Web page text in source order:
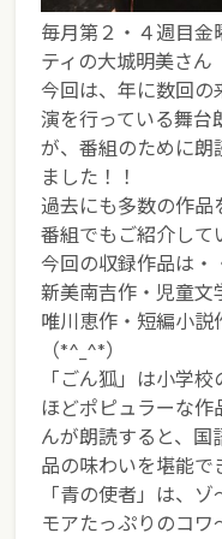
毎月第２・４週目金
ティの大城明美さ
今回は、年に数回の
演を行っている舞台
が、番組のために朗
ました！！
過去にも多数の作品
番組でもご紹介して
今回の収録作品は・
新美南吉作・児童文
唯川恵作・短編小説
（*^_^*）
「ごん狐」は小学
ほどポピュラーな作
んが朗読すると、国
品の味わいを堪能で
「青の使者」は、
モアたっぷりのコ